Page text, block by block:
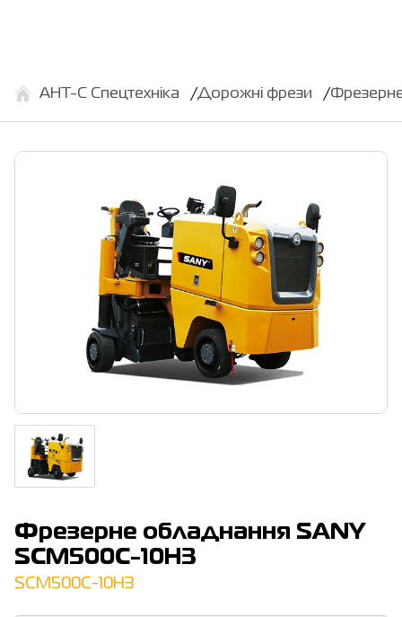
АНТ-С Спецтехніка Дорожні фрези
Фрезерне обладнання SANY
SCM500C-10H3
SCM500C-10H3